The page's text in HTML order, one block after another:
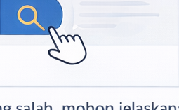
Nyoman Oka 34